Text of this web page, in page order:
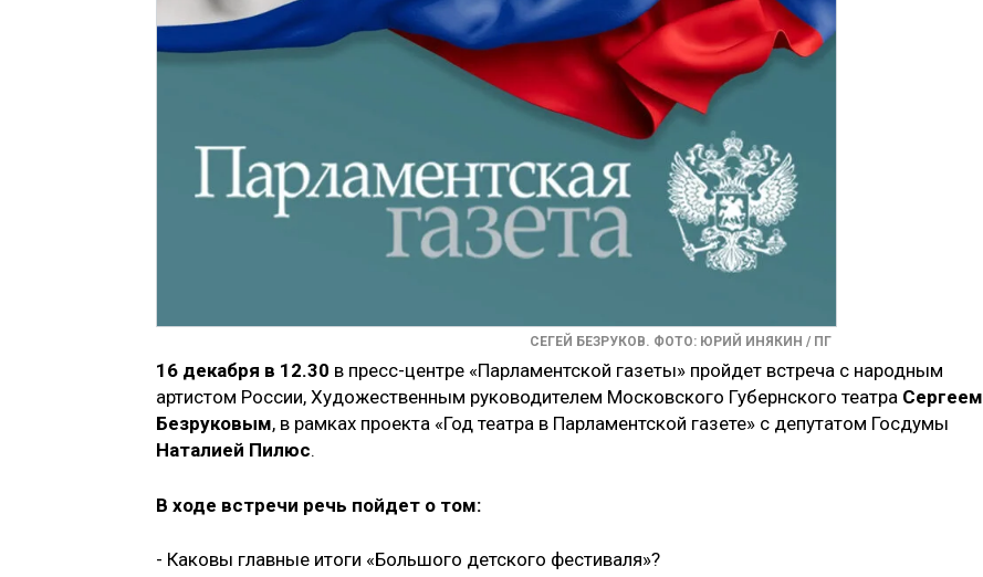
СЕГЕЙ БЕЗРУКОВ. ФОТО: ЮРИЙ ИНЯКИН / ПГ
16 декабря в 12.30 в пресс-центре «Парламентской газеты» пройдет встреча с народным
артистом России, Художественным руководителем Московского Губернского театра Сергеем
Безруковым, в рамках проекта «Год театра в Парламентской газете» с депутатом Госдумы
Наталией Пилюс.
В ходе встречи речь пойдет о том:
- Каковы главные итоги «Большого детского фестиваля»?